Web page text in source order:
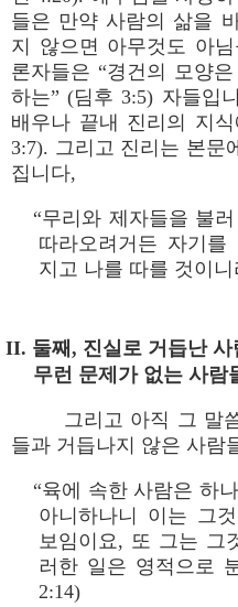
들은 만약 사람의 삶을
지 않으면 아무것도 아
론자들은 “경건의 모양
하는” (딤후 3:5) 자들입
배우나 끝내 진리의 지
3:7). 그리고 진리는 본문
집니다,
“무리와 제자들을 불
따라오려거든 자기
지고 나를 따를 것이니
II. 둘째, 진실로 거듭난
무런 문제가 없는 사람
그리고 아직 그 말
들과 거듭나지 않은 사람
“육에 속한 사람은 하
아니하나니 이는 그
보임이요, 또 그는 그
러한 일은 영적으로
2:14)